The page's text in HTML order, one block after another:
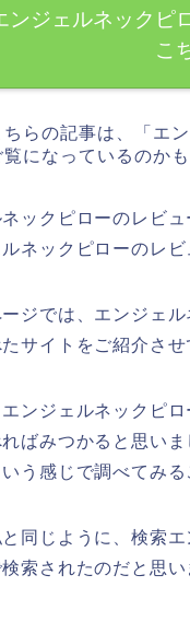
ンジェルネックピ
こ
らの記事は、「エ
になっているのかも
ックピローのレビ
ネックピローのレ
ジでは、エンジェ
サイトをご紹介させ
ンジェルネックピ
ばみつかると思い
う感じで調べてみる
同じように、検索
索されたのだと思い